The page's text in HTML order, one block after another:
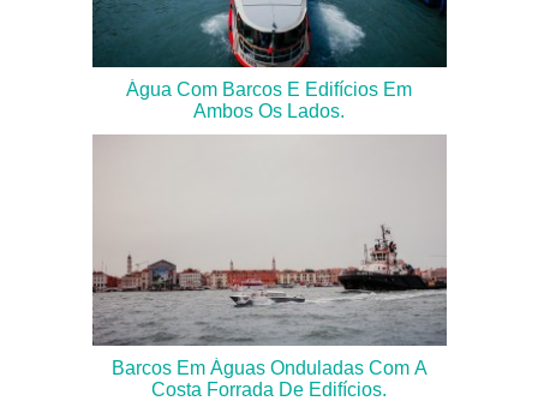
Água Com Barcos E Edifícios Em
Ambos Os Lados.
Barcos Em Águas Onduladas Com A
Costa Forrada De Edifícios.